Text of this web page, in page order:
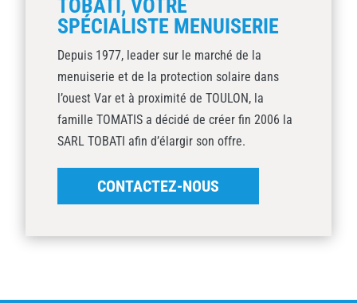
TOBATI, VOTRE
SPÉCIALISTE MENUISERIE
Depuis 1977, leader sur le marché de la
menuiserie et de la protection solaire dans
l’ouest Var et à proximité de TOULON, la
famille TOMATIS a décidé de créer fin 2006 la
SARL TOBATI afin d’élargir son offre.
CONTACTEZ-NOUS